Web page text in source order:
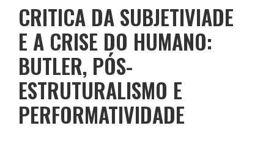
CRITICA DA SUBJETIVIADE
E A CRISE DO HUMANO:
BUTLER, PÓS-
ESTRUTURALISMO E
PERFORMATIVIDADE